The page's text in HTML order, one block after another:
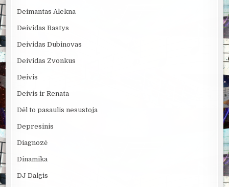
Deimantas Alekna
Deividas Bastys
Deividas Dubinovas
Deividas Zvonkus
Deivis
Deivis ir Renata
Dėl to pasaulis nesustoja
Depresinis
Diagnozė
Dinamika
DJ Dalgis